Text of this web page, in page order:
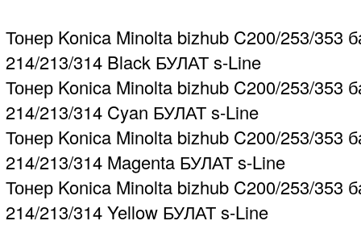
Тонер Konica Minolta bizhub C200/253/353
214/213/314 Black БУЛАТ s-Line
Тонер Konica Minolta bizhub C200/253/353
214/213/314 Cyan БУЛАТ s-Line
Тонер Konica Minolta bizhub C200/253/353
214/213/314 Magenta БУЛАТ s-Line
Тонер Konica Minolta bizhub C200/253/353
214/213/314 Yellow БУЛАТ s-Line